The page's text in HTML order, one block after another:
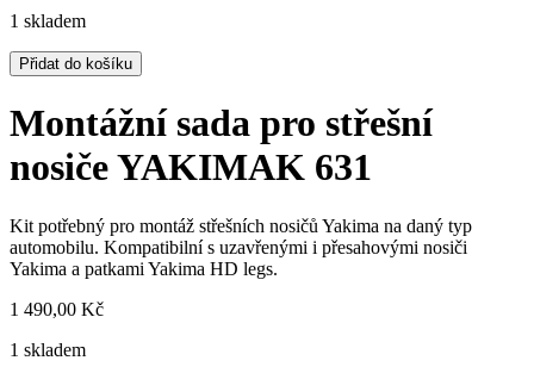
1 skladem
Montážní
sada
střešní
YAKIMAK
Přidat do košíku
Montážní sada pro střešní
nosiče YAKIMAK 631
Kit potřebný pro montáž střešních nosičů Yakima na daný typ
automobilu. Kompatibilní s uzavřenými i přesahovými nosiči
Yakima a patkami Yakima HD legs.
1 490,00 Kč
1 skladem